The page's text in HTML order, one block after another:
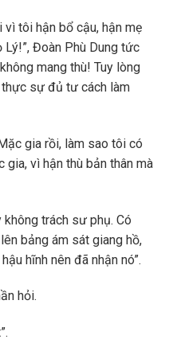
vì tôi hận bổ cậu, hận mẹ
Đoàn Phù Dung tức
mang thù! Tuy lòng
thực sự đủ tư cách làm
gia rồi, làm sao tôi có
vì hận thù bản thân mà
không trách sư phụ. Có
bảng ám sát giang hồ,
hĩnh nên đã nhận nó”.
hỏi.